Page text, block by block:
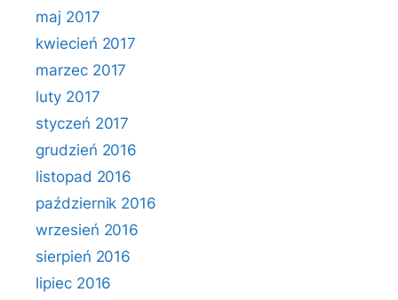
maj 2017
kwiecień 2017
marzec 2017
luty 2017
styczeń 2017
grudzień 2016
listopad 2016
październik 2016
wrzesień 2016
sierpień 2016
lipiec 2016